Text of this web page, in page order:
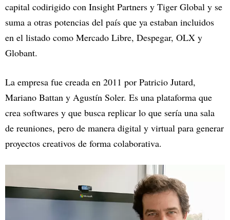
capital codirigido con Insight Partners y Tiger Global y se
suma a otras potencias del país que ya estaban incluidos
en el listado como Mercado Libre, Despegar, OLX y
Globant.
La empresa fue creada en 2011 por Patricio Jutard,
Mariano Battan y Agustín Soler. Es una plataforma que
crea softwares y que busca replicar lo que sería una sala
de reuniones, pero de manera digital y virtual para generar
proyectos creativos de forma colaborativa.